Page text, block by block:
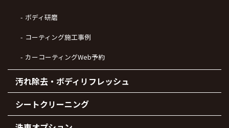
ボディ研磨
コーティング施工事例
カーコーティングWeb予約
汚れ除去・ボディリフレッシュ
シートクリーニング